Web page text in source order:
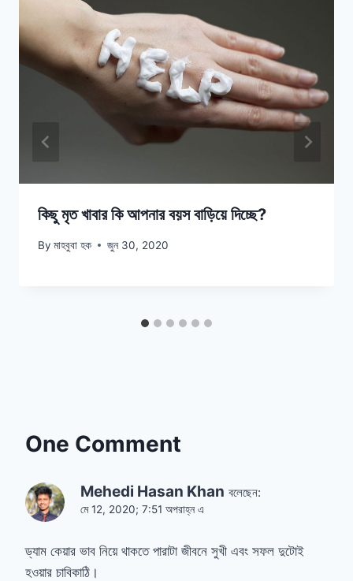
কিছু মৃত খাবার কি আপনার বয়স বাড়িয়ে দিচ্ছে?
By মাহবুবা হক জুন 30, 2020
One Comment
Mehedi Hasan Khan বলেছেন:
মে 12, 2020; 7:51 অপরাহ্ন এ
ড্যাম কেয়ার ভাব নিয়ে থাকতে পারাটা জীবনে সুখী এবং সফল দুটোই
হওয়ার চাবিকাঠি।